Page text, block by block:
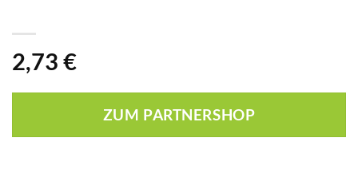
2,73 €
ZUM PARTNERSHOP